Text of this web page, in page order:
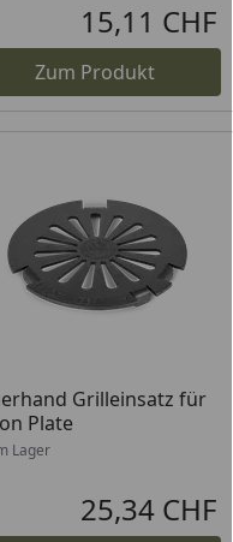
15,11 CHF
Zum Produkt
Grilleinsatz für
Plate
am Lager
Lager
25,34 CHF